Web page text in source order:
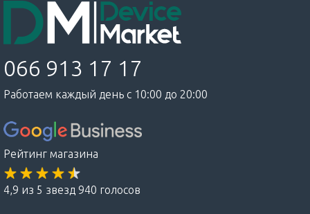
066 913 17 17
Работаем каждый день с 10:00 до 20:00
Рейтинг магазина
4,9 из 5 звезд 940 голосов